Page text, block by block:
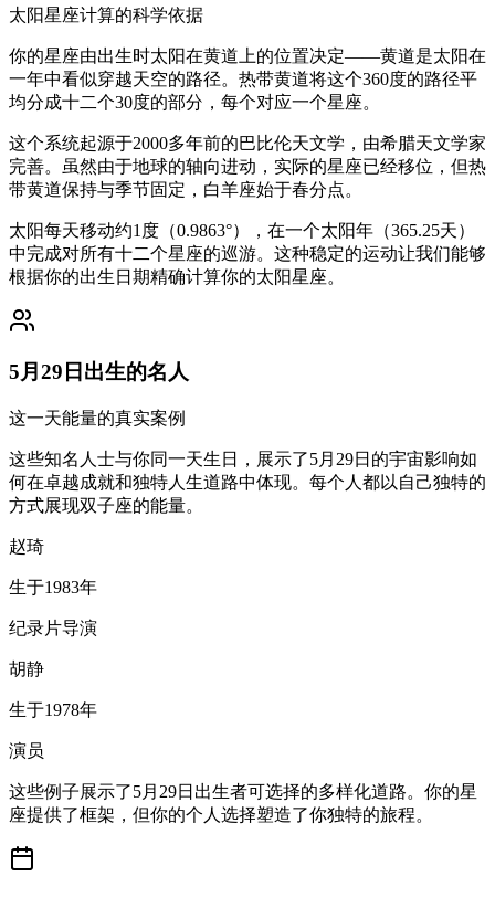
太阳星座计算的科学依据
你的星座由出生时太阳在黄道上的位置决定——黄道是太阳在
一年中看似穿越天空的路径。热带黄道将这个360度的路径平
均分成十二个30度的部分，每个对应一个星座。
这个系统起源于2000多年前的巴比伦天文学，由希腊天文学家
完善。虽然由于地球的轴向进动，实际的星座已经移位，但热
带黄道保持与季节固定，白羊座始于春分点。
太阳每天移动约1度（0.9863°），在一个太阳年（365.25天）
中完成对所有十二个星座的巡游。这种稳定的运动让我们能够
根据你的出生日期精确计算你的太阳星座。
5月29日出生的名人
这一天能量的真实案例
这些知名人士与你同一天生日，展示了5月29日的宇宙影响如
何在卓越成就和独特人生道路中体现。每个人都以自己独特的
方式展现双子座的能量。
赵琦
生于1983年
纪录片导演
胡静
生于1978年
演员
这些例子展示了5月29日出生者可选择的多样化道路。你的星
座提供了框架，但你的个人选择塑造了你独特的旅程。